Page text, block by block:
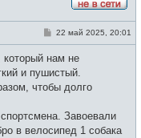
в
с
С
б
щ
н
22 май 2025, 20:01
который нам не
и пушистый.
чтобы долго
Завоевали
в велосипед 1 собака